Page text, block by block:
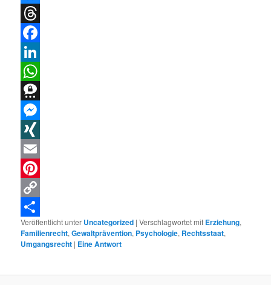
Bluesky
Threads
Facebook
LinkedIn
WhatsApp
Threema
Messenger
XING
Email
Pinterest
Copy
Link
Teilen
Veröffentlicht unter Uncategorized |Verschlagwortet mit Erziehung,
Familienrecht,Gewaltprävention, Psychologie, Rechtsstaat,
Umgangsrecht | EineAntwort